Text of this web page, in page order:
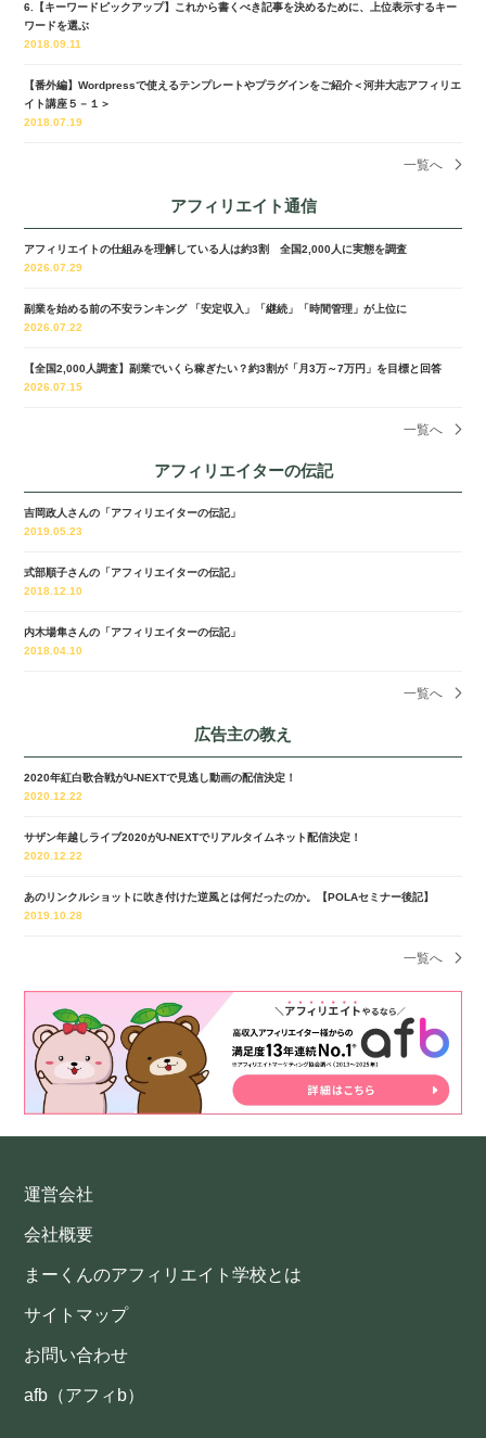
6.【キーワードピックアップ】これから書くべき記事を決めるために、上位表示するキー
ワードを選ぶ
2018.09.11
【番外編】Wordpressで使えるテンプレートやプラグインをご紹介＜河井大志アフィリエ
イト講座５－１＞
2018.07.19
一覧へ
アフィリエイト通信
アフィリエイトの仕組みを理解している人は約3割 全国2,000人に実態を調査
2026.07.29
副業を始める前の不安ランキング 「安定収入」「継続」「時間管理」が上位に
2026.07.22
【全国2,000人調査】副業でいくら稼ぎたい？約3割が「月3万～7万円」を目標と回答
2026.07.15
一覧へ
アフィリエイターの伝記
吉岡政人さんの「アフィリエイターの伝記」
2019.05.23
式部順子さんの「アフィリエイターの伝記」
2018.12.10
内木場隼さんの「アフィリエイターの伝記」
2018.04.10
一覧へ
広告主の教え
2020年紅白歌合戦がU-NEXTで見逃し動画の配信決定！
2020.12.22
サザン年越しライブ2020がU-NEXTでリアルタイムネット配信決定！
2020.12.22
あのリンクルショットに吹き付けた逆風とは何だったのか。【POLAセミナー後記】
2019.10.28
一覧へ
運営会社
会社概要
まーくんのアフィリエイト学校とは
サイトマップ
お問い合わせ
afb（アフィb）